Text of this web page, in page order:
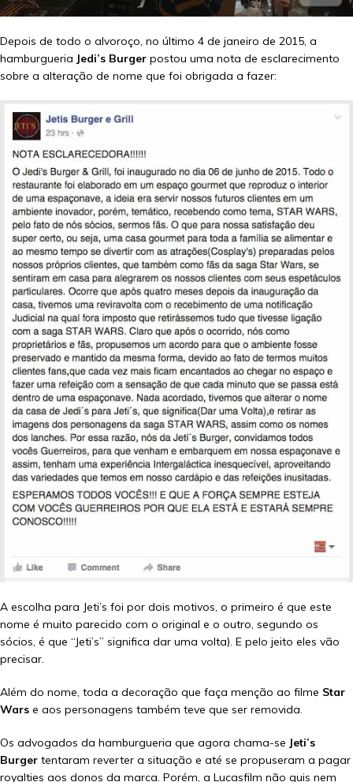
Depois de todo o alvoroço, no último 4 de janeiro de 2015, a
hamburgueria Jedi’s Burger postou uma nota de esclarecimento
sobre a alteração de nome que foi obrigada a fazer:
A escolha para Jeti’s foi por dois motivos, o primeiro é que este
nome é muito parecido com o original e o outro, segundo os
sócios, é que “Jeti’s” significa dar uma volta). E pelo jeito eles vão
precisar.
Além do nome, toda a decoração que faça menção ao filme Star
Wars e aos personagens também teve que ser removida.
Os advogados da hamburgueria que agora chama-se Jeti’s
Burger tentaram reverter a situação e até se propuseram a pagar
royalties aos donos da marca. Porém, a Lucasfilm não quis nem